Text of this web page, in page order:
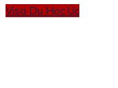
Categories
Visa Du Học Úc